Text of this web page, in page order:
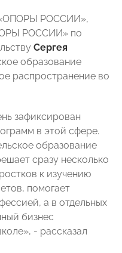
«ОПОРЫ РОССИИ»,
РОССИИ» по
Сергея
образование
распространение во
зафиксирован
в этой сфере.
образование
сразу несколько
к изучению
помогает
а в отдельных
бизнес
- рассказал